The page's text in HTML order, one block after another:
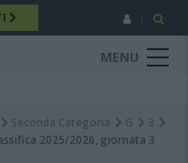
MENU
Seconda Categoria G
3
2025/2026, giornata 3